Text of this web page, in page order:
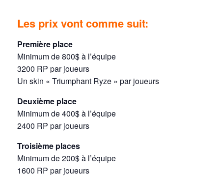
Les prix vont comme suit:
Première place
Minimum de 800$ à l’équipe
3200 RP par joueurs
Un skin « Triumphant Ryze » par joueurs
Deuxième place
Minimum de 400$ à l’équipe
2400 RP par joueurs
Troisième places
Minimum de 200$ à l’équipe
1600 RP par joueurs